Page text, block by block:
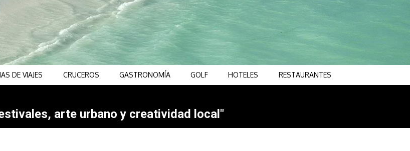
DE VIAJES CRUCEROS GASTRONOMÍA GOLF HOTELES RESTAURANTES
arte urbano y creatividad local"